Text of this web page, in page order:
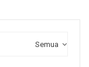
Semua